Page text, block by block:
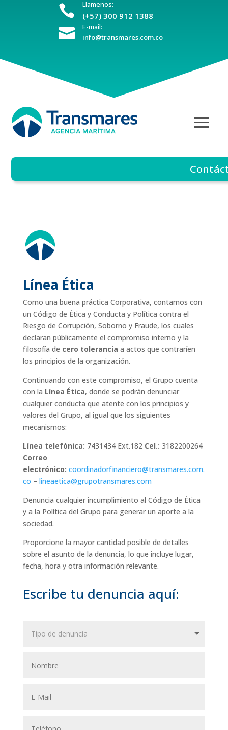
 Llamenos:
(+57) 300 912 1388

E-mail:
info@transmares.com.co
Línea Ética
Como una buena práctica Corporativa, contamos con
un Código de Ética y Conducta y Política contra el
Riesgo de Corrupción, Soborno y Fraude, los cuales
declaran públicamente el compromiso interno y la
filosofía de cero tolerancia a actos que contraríen
los principios de la organización.
Continuando con este compromiso, el Grupo cuenta
con la Línea Ética, donde se podrán denunciar
cualquier conducta que atente con los principios y
valores del Grupo, al igual que los siguientes
mecanismos:
Línea telefónica: 7431434 Ext.182 Cel.: 3182200264
Correo
electrónico: coordinadorfinanciero@transmares.com.
co – lineaetica@grupotransmares.com
Denuncia cualquier incumplimiento al Código de Ética
y a la Política del Grupo para generar un aporte a la
sociedad.
Proporcione la mayor cantidad posible de detalles
sobre el asunto de la denuncia, lo que incluye lugar,
fecha, hora y otra información relevante.
Escribe tu denuncia aquí: